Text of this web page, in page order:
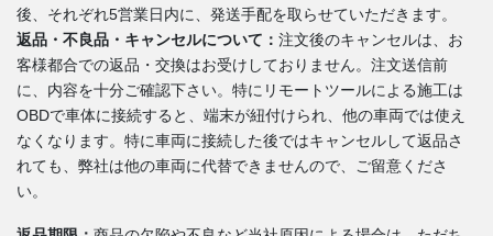
後、それぞれ5営業日内に、発送手配を取らせていただきます。
返品・不良品・キャンセルについて： 注文後のキャンセルは、お
客様都合での返品・交換はお受けしておりません。注文送信前
に、内容を十分ご確認下さい。特にリモートツールによる施工は
OBDで車体に接続すると、端末が紐付けられ、他の車両では使え
なくなります。特に車両に接続した後ではキャンセルして返品さ
れても、弊社は他の車両に代替できませんので、ご留意くださ
い。